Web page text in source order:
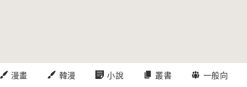
漫畫 韓漫 小說 叢書 一般向